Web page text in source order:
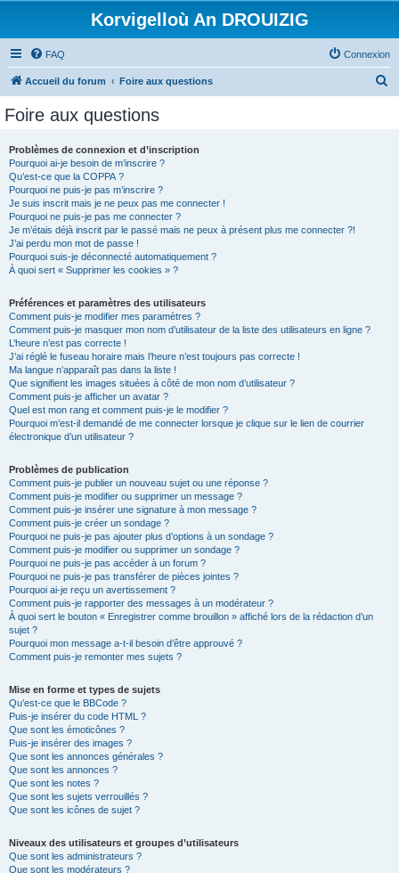
Korvigelloù An DROUIZIG
FAQ Connexion
Accueil du forum Foire aux questions
Foire aux questions
Problèmes de connexion et d’inscription
Pourquoi ai-je besoin de m’inscrire ?
Qu’est-ce que la COPPA ?
Pourquoi ne puis-je pas m’inscrire ?
Je suis inscrit mais je ne peux pas me connecter !
Pourquoi ne puis-je pas me connecter ?
Je m’étais déjà inscrit par le passé mais ne peux à présent plus me connecter ?!
J’ai perdu mon mot de passe !
Pourquoi suis-je déconnecté automatiquement ?
À quoi sert « Supprimer les cookies » ?
Préférences et paramètres des utilisateurs
Comment puis-je modifier mes paramètres ?
Comment puis-je masquer mon nom d’utilisateur de la liste des utilisateurs en ligne ?
L’heure n’est pas correcte !
J’ai réglé le fuseau horaire mais l’heure n’est toujours pas correcte !
Ma langue n’apparaît pas dans la liste !
Que signifient les images situées à côté de mon nom d’utilisateur ?
Comment puis-je afficher un avatar ?
Quel est mon rang et comment puis-je le modifier ?
Pourquoi m’est-il demandé de me connecter lorsque je clique sur le lien de courrier
électronique d’un utilisateur ?
Problèmes de publication
Comment puis-je publier un nouveau sujet ou une réponse ?
Comment puis-je modifier ou supprimer un message ?
Comment puis-je insérer une signature à mon message ?
Comment puis-je créer un sondage ?
Pourquoi ne puis-je pas ajouter plus d’options à un sondage ?
Comment puis-je modifier ou supprimer un sondage ?
Pourquoi ne puis-je pas accéder à un forum ?
Pourquoi ne puis-je pas transférer de pièces jointes ?
Pourquoi ai-je reçu un avertissement ?
Comment puis-je rapporter des messages à un modérateur ?
À quoi sert le bouton « Enregistrer comme brouillon » affiché lors de la rédaction d’un
sujet ?
Pourquoi mon message a-t-il besoin d’être approuvé ?
Comment puis-je remonter mes sujets ?
Mise en forme et types de sujets
Qu’est-ce que le BBCode ?
Puis-je insérer du code HTML ?
Que sont les émoticônes ?
Puis-je insérer des images ?
Que sont les annonces générales ?
Que sont les annonces ?
Que sont les notes ?
Que sont les sujets verrouillés ?
Que sont les icônes de sujet ?
Niveaux des utilisateurs et groupes d’utilisateurs
Que sont les administrateurs ?
Que sont les modérateurs ?